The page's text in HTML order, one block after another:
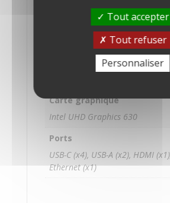
Carte graphique
Intel UHD Graphics 630
Ports
USB-C (x4), USB-A (x2), HDMI
Ethernet (x1)
Tout accepter
Tout refuser
Personnaliser